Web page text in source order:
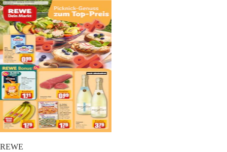
REWE